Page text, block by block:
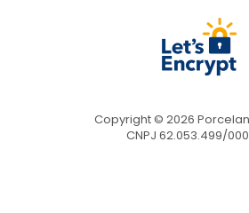
Copyright © 2026
CNPJ 62.053.499/